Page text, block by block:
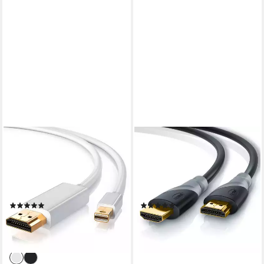
Audio- & Video-Kabel, Mini
DisplayPort, HDMI Typ A, (100
cm), Premium Full HD MiniDP
Adapter Monitor Kabel - 1m
(83)
ab 9,95 € UVP 15,99 €
-38%
lieferbar - in 2-3 Werktagen bei dir
HDMI-Kabel, 2.0b, HDMI Typ
A (1250 cm), 4K UHD, Full
HD, 3D, 3-fach geschirmt,
High Speed mit Ethernet -
12,5m
(2)
24,95 € UVP49,99 €
-50%